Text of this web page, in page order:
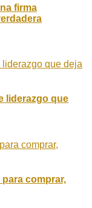
firma
liderazgo que
comprar,